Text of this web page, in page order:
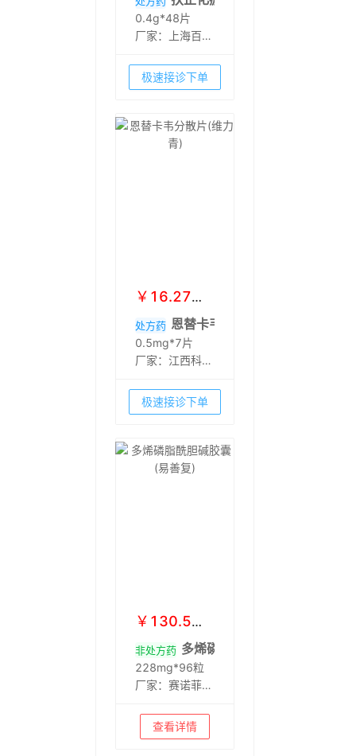
0.4g*48片
厂家：
上海百洋
司
极速接诊下单
￥ 16.27 起
处方药 恩替卡韦分散片(维力青)
0.5mg*7片
厂家： 江西科睿
(原江西青峰药
业有限公司)
极速接诊下单
￥ 130.5 起
非处方药 多烯磷脂酰胆碱胶囊(易善复)
228mg*96粒
厂家： 赛诺菲
公司查看详情